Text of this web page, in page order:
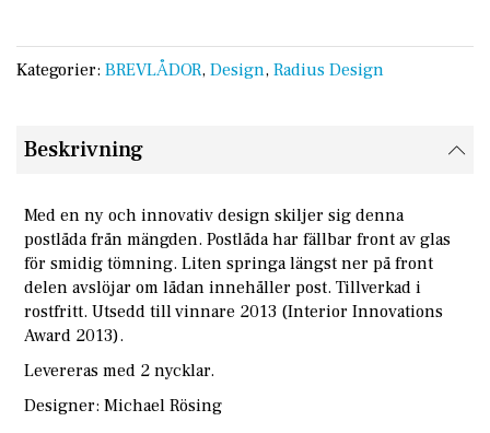
Kategorier: BREVLÅDOR, Design, Radius Design
Beskrivning
Med en ny och innovativ design skiljer sig denna
postlåda från mängden. Postlåda har fällbar front av glas
för smidig tömning. Liten springa längst ner på front
delen avslöjar om lådan innehåller post. Tillverkad i
rostfritt. Utsedd till vinnare 2013 (Interior Innovations
Award 2013).
Levereras med 2 nycklar.
Designer: Michael Rösing